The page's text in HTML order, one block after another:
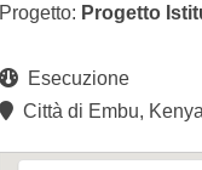
Progetto: Progetto
Esecuzione
Città di Embu, Kenya